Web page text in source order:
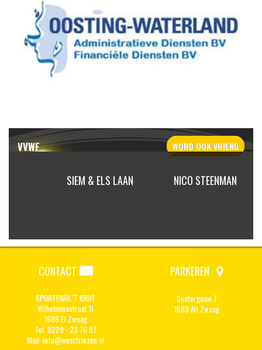
VVWF WORD OOKVRIEND
SIEM & ELS LAAN NICO STEENMAN
CONTACT
SPORTPARK 'T KRIJT
Wilhelminastraat 11
1689 EJ Zwaag
Tel: 0229 - 23 76 97
Mail:info@westfriezen.nl
PARKEREN
Oostergouw 7
1689 AH Zwaag